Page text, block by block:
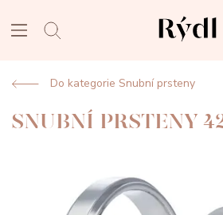
Do kategorie Snubní prsteny
SNUBNÍ PRSTENY